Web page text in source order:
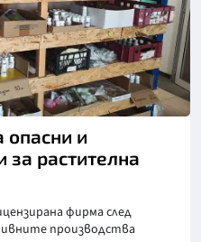
опасни и
за растителна
фирма след
производства